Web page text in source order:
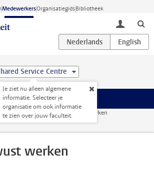
MedewerkersOrganisatiegidsBibliotheek
toggle
Service Centre
Je ziet nu alleen algemene
informatie. Selecteer je
organisatie om ook informatie
te zien over jouw faculteit.
Werkplek Milieubewust werken
werken